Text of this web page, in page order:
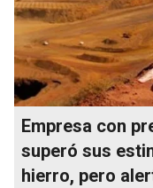
Empresa con
superó sus
hierro, pero